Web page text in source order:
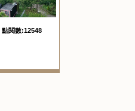
點閱數:12548